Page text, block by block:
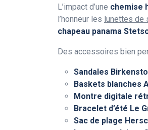
L’impact d’une chemise
l’honneur les lunettes de
chapeau panama
Des accessoires bien
Sandales
Baskets blanches
Montre digitale
Bracelet d’été Le
Sac de plage